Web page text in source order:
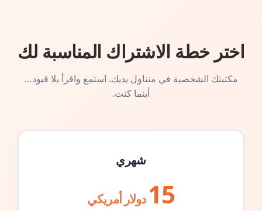
اختر خطة الاشتراك المناسبة لك
مكتبتك الشخصية في متناول يديك. استمع واقرأ بلا قيود…
أينما كنت.
شهري
15 دولار أمريكي